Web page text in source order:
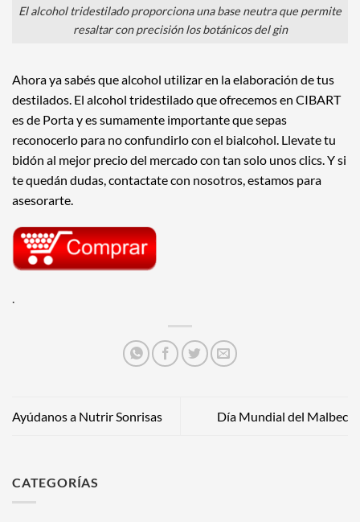
El alcohol tridestilado proporciona una base neutra que permite
resaltar con precisión los botánicos del gin
Ahora ya sabés que alcohol utilizar en la elaboración de tus
destilados. El alcohol tridestilado que ofrecemos en CIBART
es de Porta y es sumamente importante que sepas
reconocerlo para no confundirlo con el bialcohol. Llevate tu
bidón al mejor precio del mercado con tan solo unos clics. Y si
te quedán dudas, contactate con nosotros, estamos para
asesorarte.
Ayúdanos a Nutrir Sonrisas Día Mundial del Malbec
CATEGORÍAS